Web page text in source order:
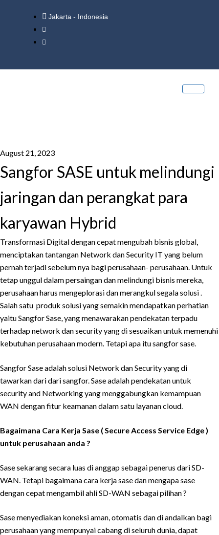
Jakarta - Indonesia
August 21, 2023
Sangfor SASE untuk melindungi
jaringan dan perangkat para
karyawan Hybrid
Transformasi Digital dengan cepat mengubah bisnis global,
menciptakan tantangan Network dan Security IT yang belum
pernah terjadi sebelum nya bagi perusahaan- perusahaan. Untuk
tetap unggul dalam persaingan dan melindungi bisnis mereka,
perusahaan harus mengeplorasi dan merangkul segala solusi .
Salah satu produk solusi yang semakin mendapatkan perhatian
yaitu Sangfor Sase, yang menawarakan pendekatan terpadu
terhadap network dan security yang di sesuaikan untuk memenuhi
kebutuhan perusahaan modern. Tetapi apa itu sangfor sase.
Sangfor Sase adalah solusi Network dan Security yang di
tawarkan dari dari sangfor. Sase adalah pendekatan untuk
security and Networking yang menggabungkan kemampuan
WAN dengan fitur keamanan dalam satu layanan cloud.
Bagaimana Cara Kerja Sase ( Secure Access Service Edge )
untuk perusahaan anda ?
Sase sekarang secara luas di anggap sebagai penerus dari SD-
WAN. Tetapi bagaimana cara kerja sase dan mengapa sase
dengan cepat mengambil ahli SD-WAN sebagai pilihan ?
Sase menyediakan koneksi aman, otomatis dan di andalkan bagi
perusahaan yang mempunyai cabang di seluruh dunia, dapat